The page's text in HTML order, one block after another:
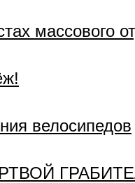
массового
велосипедов